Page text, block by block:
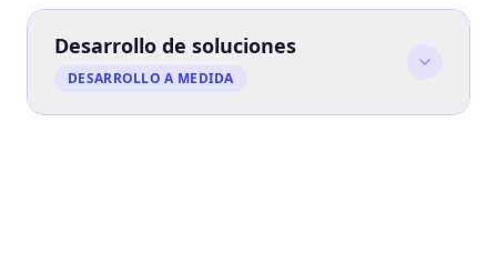
Desarrollo de soluciones
DESARROLLO A MEDIDA